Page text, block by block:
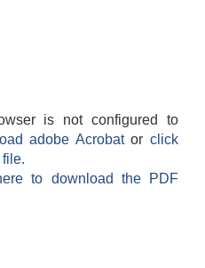
is not configured to
adobe Acrobatorclick
to download the PDF